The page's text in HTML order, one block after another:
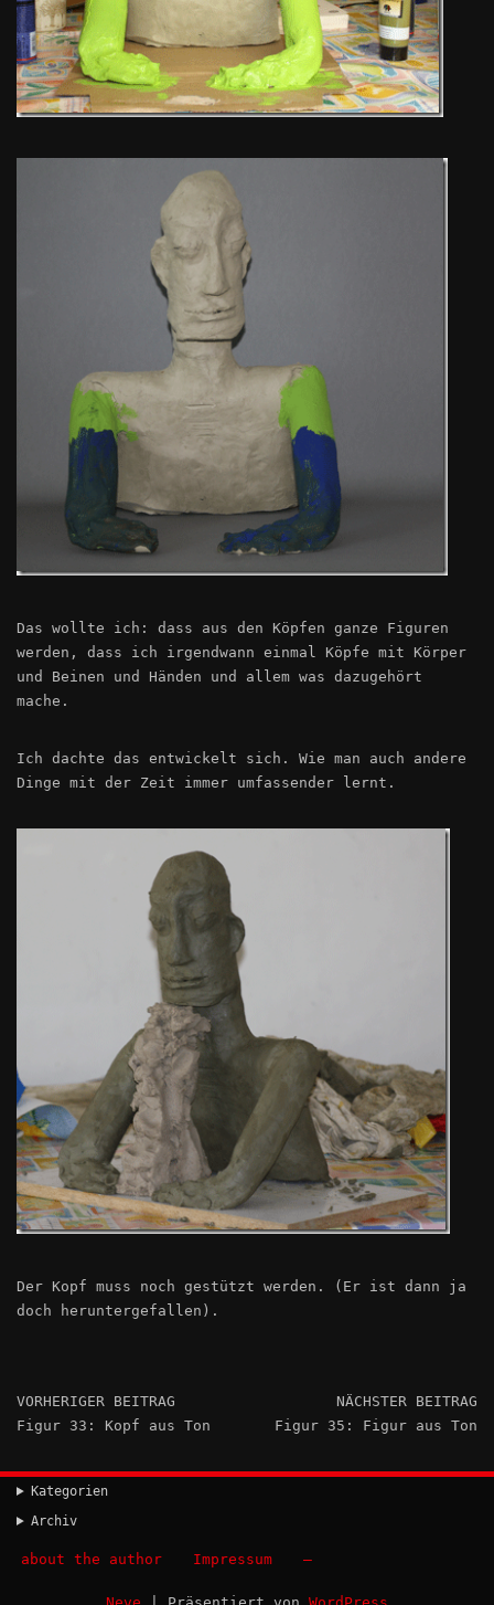
Das wollte ich: dass aus den Köpfen ganze Figuren
werden, dass ich irgendwann einmal Köpfe mit Körper
und Beinen und Händen und allem was dazugehört
mache.
Ich dachte das entwickelt sich. Wie man auch andere
Dinge mit der Zeit immer umfassender lernt.
Der Kopf muss noch gestützt werden. (Er ist dann ja
doch heruntergefallen).
VORHERIGER BEITRAG
Figur 33: Kopf aus Ton
NÄCHSTER BEITRAG
Figur 35: Figur aus Ton
Kategorien
Archiv
about the author Impressum –